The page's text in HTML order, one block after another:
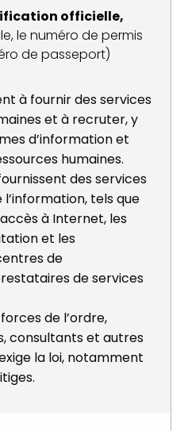
officielle,
le numéro de permis
de passeport)
à fournir des services
et à recruter, y
d’information et
humaines.
des services
tels que
à Internet, les
et les
de
de services
de l’ordre,
consultants et autres
la loi, notamment